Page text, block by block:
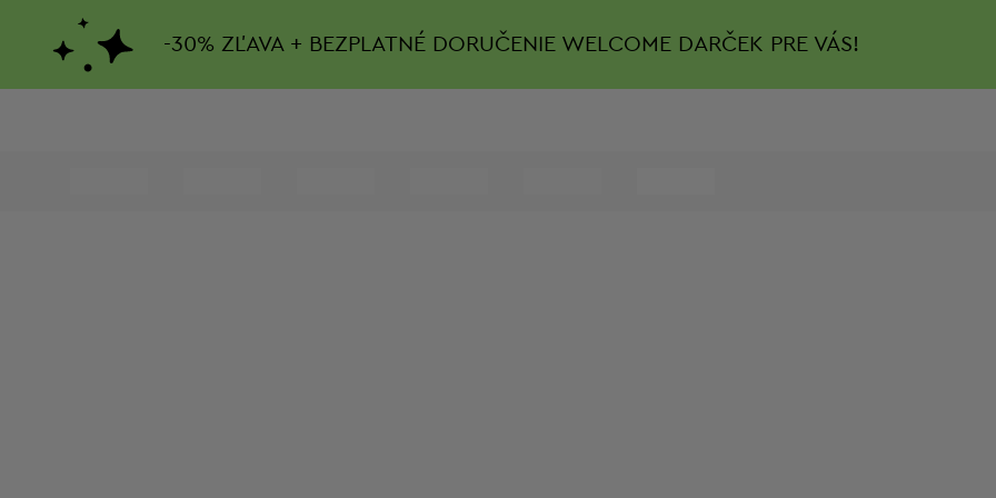
-30% ZĽAVA + BEZPLATNÉ DORUČENIE WELCOME DARČEK PRE VÁS!